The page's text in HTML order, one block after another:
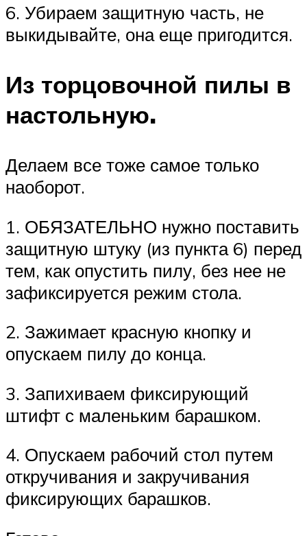
6. Убираем защитную часть, не
выкидывайте, она еще пригодится.
Из торцовочной пилы в
настольную.
Делаем все тоже самое только
наоборот.
1. ОБЯЗАТЕЛЬНО нужно поставить
защитную штуку (из пункта 6) перед
тем, как опустить пилу, без нее не
зафиксируется режим стола.
2. Зажимает красную кнопку и
опускаем пилу до конца.
3. Запихиваем фиксирующий
штифт с маленьким барашком.
4. Опускаем рабочий стол путем
откручивания и закручивания
фиксирующих барашков.